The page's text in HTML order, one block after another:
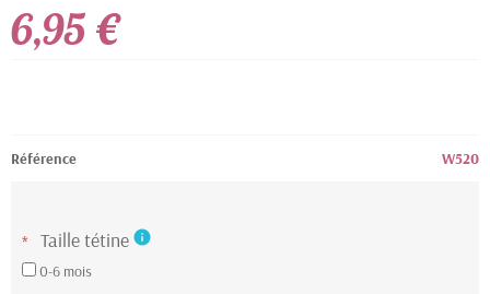
6,95 €
Référence W520
* Taille tétine info
0-6 mois